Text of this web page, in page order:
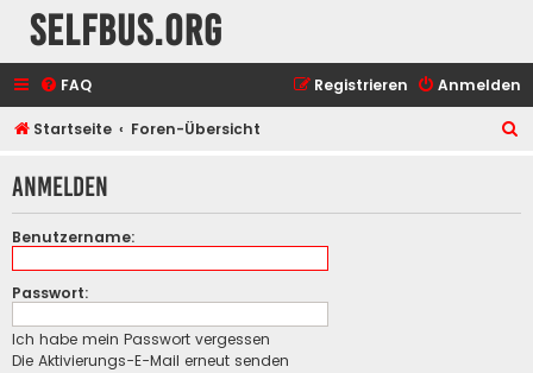
selfbus.org
FAQ Anmelden
Registrieren
Startseite Foren-Übersicht
h
Anmelden
Benutzername:
Passwort:
Ich habe mein Passwort vergessen
Die Aktivierungs-E-Mail erneut senden